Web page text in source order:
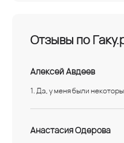
Отзывы по
Алексей Авдеев
1. Да, у меня были
Анастасия Одерова